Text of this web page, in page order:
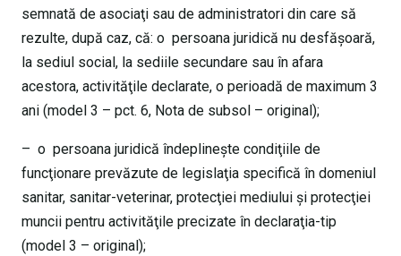
semnată de asociaţi sau de administratori din care să
rezulte, după caz, că: o persoana juridică nu desfăşoară,
la sediul social, la sediile secundare sau în afara
acestora, activităţile declarate, o perioadă de maximum 3
ani (model 3 – pct. 6, Nota de subsol – original);
– o persoana juridică îndeplineşte condiţiile de
funcţionare prevăzute de legislaţia specifică în domeniul
sanitar, sanitar-veterinar, protecţiei mediului şi protecţiei
muncii pentru activităţile precizate în declaraţia-tip
(model 3 – original);